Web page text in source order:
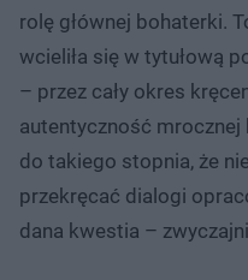
rolę głównej bohaterki.
wcieliła się w tytułową
– przez cały okres
autentyczność
do takiego stopnia, że
przekręcać dialogi
dana kwestia –